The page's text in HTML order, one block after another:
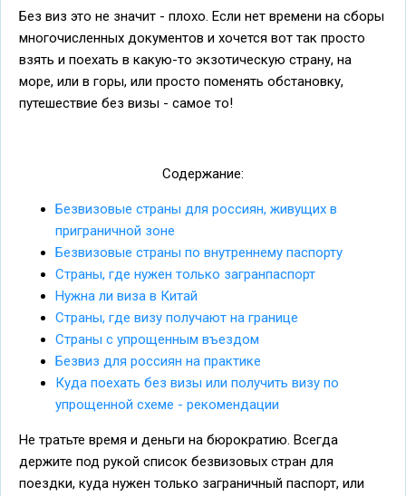
Без виз это не значит - плохо. Если нет времени на сборы
многочисленных документов и хочется вот так просто
взять и поехать в какую-то экзотическую страну, на
море, или в горы, или просто поменять обстановку,
путешествие без визы - самое то!
Содержание:
Безвизовые страны для россиян, живущих в
приграничной зоне
Безвизовые страны по внутреннему паспорту
Cтраны, где нужен только загранпаспорт
Нужна ли виза в Китай
Страны, где визу получают на границе
Страны с упрощенным въездом
Безвиз для россиян на практике
Куда поехать без визы или получить визу по
упрощенной схеме - рекомендации
Не тратьте время и деньги на бюрократию. Всегда
держите под рукой список безвизовых стран для
поездки, куда нужен только заграничный паспорт, или